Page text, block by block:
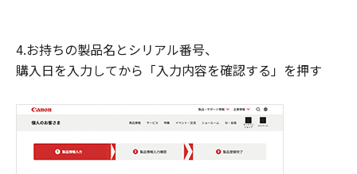
4.お持ちの製品名とシリアル番号、
購入日を入力してから「入力内容を確認する」を押す